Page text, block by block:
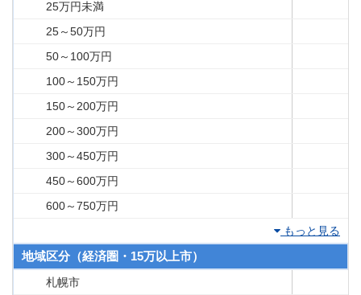
25万円未満
25～50万円
50～100万円
100～150万円
150～200万円
200～300万円
300～450万円
450～600万円
600～750万円
もっと見る
地域区分（経済圏・15万以上市）
札幌市